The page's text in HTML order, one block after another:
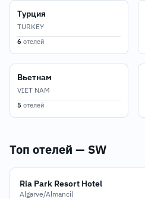
Турция
TURKEY
6 отелей
Вьетнам
VIET NAM
5 отелей
Топ отелей — SW
Ria Park Resort Hotel
Algarve/Almancil